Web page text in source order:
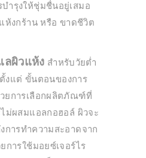
ำรุงให้ชุ่มชื่นอยู่เสมอ
ห้งกร้าน หรือ ขาดชีวิต
แห้ง สำหรับวัยต่ำ
งแต่ ขั้นตอนของการ
ยการเลือกผลิตภัณฑ์ที่
ม่ผสมแอลกอฮอล์ ผิวจะ
การทำความสะอาดจาก
การใช้มอยซ์เจอร์ไร